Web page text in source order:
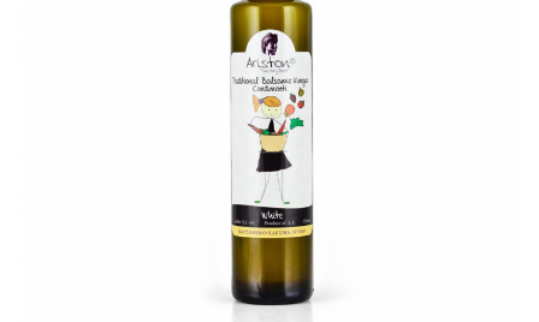
CREME ȘI PASTE TARTINABILE